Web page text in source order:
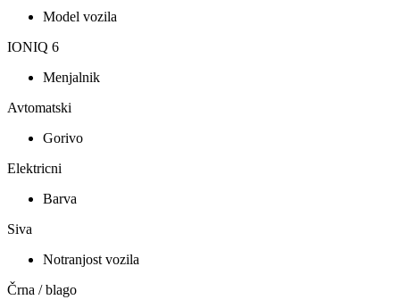
Model vozila
IONIQ 6
Menjalnik
Avtomatski
Gorivo
Elektricni
Barva
Siva
Notranjost vozila
Črna / blago